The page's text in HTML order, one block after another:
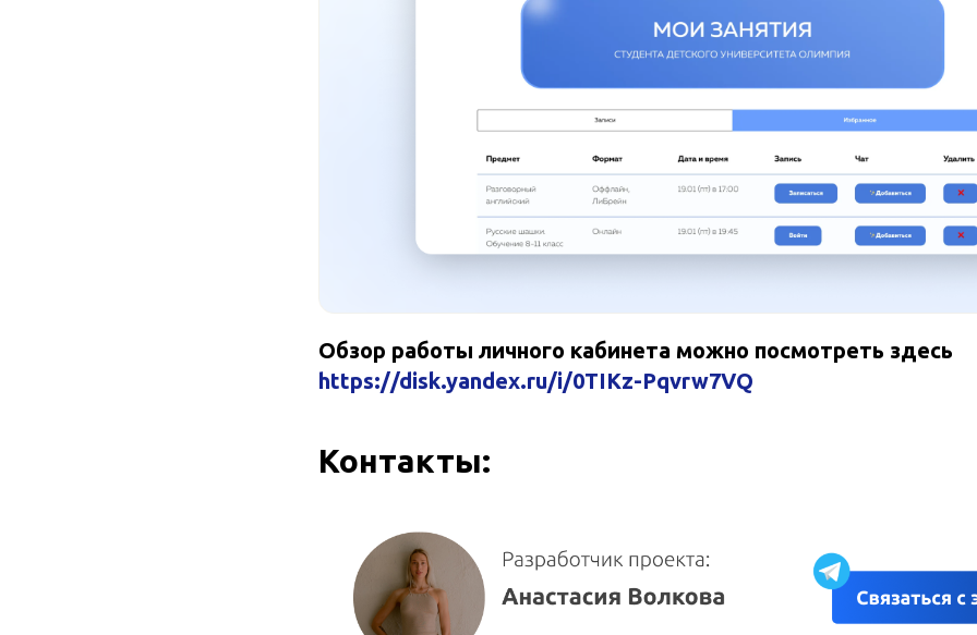
Обзор работы личного кабинета можно посмотреть здесь
https://disk.yandex.ru/i/0TIKz-Pqvrw7VQ
Контакты: